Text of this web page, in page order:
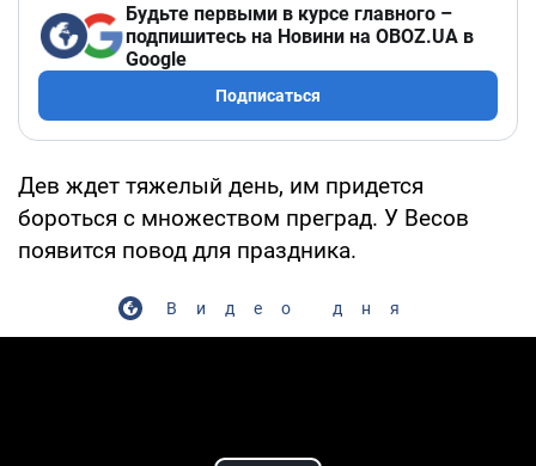
Будьте первыми в курсе главного –
подпишитесь на Новини на OBOZ.UA в
Google
Подписаться
Дев ждет тяжелый день, им придется
бороться с множеством преград. У Весов
появится повод для праздника.
Видео дня